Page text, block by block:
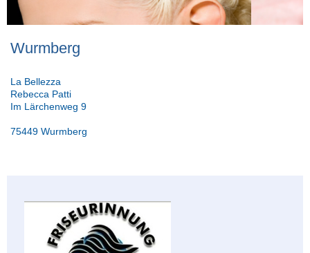
Wurmberg
La Bellezza
Rebecca Patti
Im Lärchenweg 9
75449 Wurmberg